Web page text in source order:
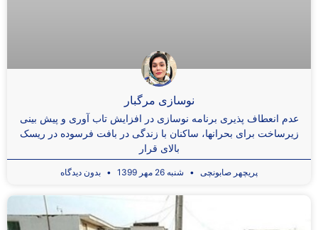
نوسازی مرگبار
عدم انعطاف ‌پذیری برنامه نوسازی در افزایش تاب آوری و پیش بینی
زیرساخت برای بحرانها، ساکنان با زندگی در بافت فرسوده در ریسک
بالای قرار
پریچهر صابونچی شنبه 26 مهر 1399 بدون دیدگاه